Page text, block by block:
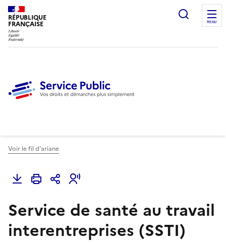
RÉPUBLIQUE
FRANÇAISE
Ouvrir
MENU
Voir le fil d'ariane
Service de santé au travail
interentreprises (SSTI)